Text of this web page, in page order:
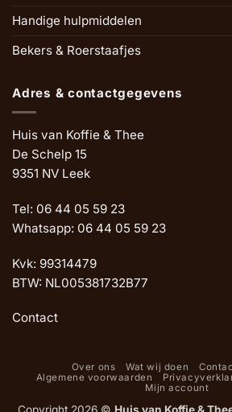
Handige hulpmiddelen
Bekers & Roerstaafjes
Adres & contactgegevens
Huis van Koffie & Thee
De Schelp 15
9351 NV Leek
Tel: 06 44 05 59 23
Whatsapp: 06 44 05 59 23
Kvk: 99314479
BTW: NL005381732B77
Contact
Over ons Wat wij doen
Algemene voorwaarden
Mijn account